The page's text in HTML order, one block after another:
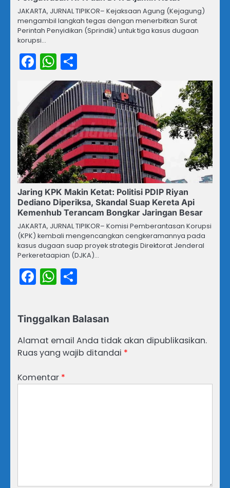
JAKARTA, JURNAL TIPIKOR– Kejaksaan Agung (Kejagung)
mengambil langkah tegas dengan menerbitkan Surat
Perintah Penyidikan (Sprindik) untuk tiga kasus dugaan
korupsi…
Facebook
WhatsApp
Jaring KPK Makin Ketat: Politisi PDIP Riyan
Dediano Diperiksa, Skandal Suap Kereta Api
Kemenhub Terancam Bongkar Jaringan Besar
JAKARTA, JURNAL TIPIKOR– Komisi Pemberantasan Korupsi
(KPK) kembali mengencangkan cengkeramannya pada
kasus dugaan suap proyek strategis Direktorat Jenderal
Perkeretaapian (DJKA)…
Facebook
WhatsApp
Tinggalkan Balasan
Alamat email Anda tidak akan dipublikasikan.
Ruas yang wajib ditandai *
Komentar *